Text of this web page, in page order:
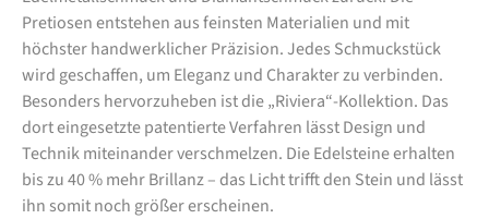
Pretiosen entstehen aus feinsten Materialien und mit
höchster handwerklicher Präzision. Jedes Schmuckstück
wird geschaffen, um Eleganz und Charakter zu verbinden.
Besonders hervorzuheben ist die „Riviera“-Kollektion. Das
dort eingesetzte patentierte Verfahren lässt Design und
Technik miteinander verschmelzen. Die Edelsteine erhalten
bis zu 40 % mehr Brillanz – das Licht trifft den Stein und lässt
ihn somit noch größer erscheinen.